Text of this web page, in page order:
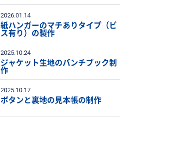
2026.01.14
紙ハンガーのマチありタイプ（ビ
ス有り）の製作
2025.10.24
ジャケット生地のバンチブック制
作
2025.10.17
ボタンと裏地の見本帳の制作